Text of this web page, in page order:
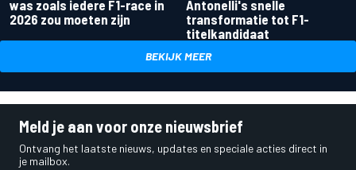
was zoals iedere F1-race in
2026 zou moeten zijn
Antonelli's snelle
transformatie tot F1-
titelkandidaat
BEKIJK MEER
Meld je aan voor onze nieuwsbrief
Ontvang het laatste nieuws, updates en speciale acties direct in
je mailbox.